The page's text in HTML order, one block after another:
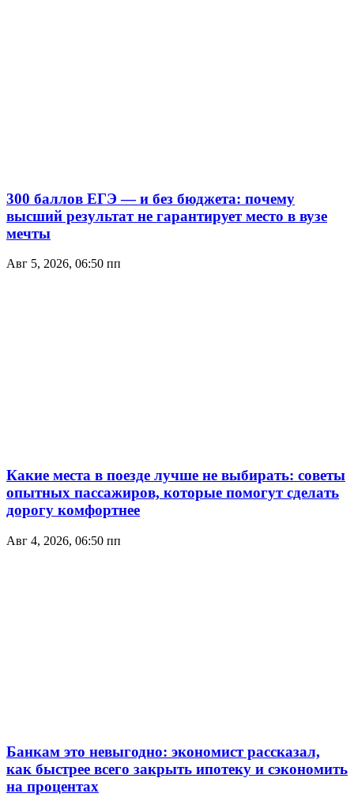
300 баллов ЕГЭ — и без бюджета: почему
высший результат не гарантирует место в вузе
мечты
Авг 5, 2026, 06:50 пп
Какие места в поезде лучше не выбирать: советы
опытных пассажиров, которые помогут сделать
дорогу комфортнее
Авг 4, 2026, 06:50 пп
Банкам это невыгодно: экономист рассказал,
как быстрее всего закрыть ипотеку и сэкономить
на процентах